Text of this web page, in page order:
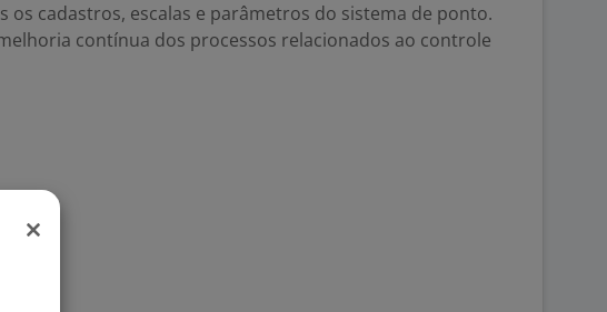
os cadastros, escalas e parâmetros do sistema de ponto.
contínua dos processos relacionados ao controle